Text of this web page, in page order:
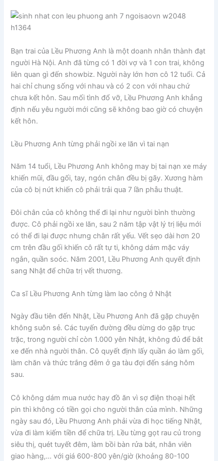
Bạn trai của Lều Phương Anh là một doanh nhân thành đạt
người Hà Nội. Anh đã từng có 1 đời vợ và 1 con trai, không
liên quan gì đến showbiz. Người này lớn hơn cô 12 tuổi. Cả
hai chỉ chung sống với nhau và có 2 con với nhau chứ
chưa kết hôn. Sau mối tình đổ vỡ, Lều Phương Anh khẳng
định nếu yêu người mới cũng sẽ không bao giờ có chuyện
kết hôn.
Lều Phương Anh từng phải ngồi xe lăn vì tai nạn
Năm 14 tuổi, Lều Phương Anh không may bị tai nạn xe máy
khiến mũi, đầu gối, tay, ngón chân đều bị gãy. Xương hàm
của cô bị nứt khiến cô phải trải qua 7 lần phẫu thuật.
Đôi chân của cô không thể đi lại như người bình thường
được. Cô phải ngồi xe lăn, sau 2 năm tập vật lý trị liệu mới
có thể đi lại được nhưng chân rất yếu. Vết sẹo dài hơn 20
cm trên đầu gối khiến cô rất tự ti, không dám mặc váy
ngắn, quần soóc. Năm 2001, Lều Phương Anh quyết định
sang Nhật để chữa trị vết thương.
Ca sĩ Lều Phương Anh từng làm lao công ở Nhật
Ngày đầu tiên đến Nhật, Lều Phương Anh đã gặp chuyện
không suôn sẻ. Các tuyến đường đều dừng do gặp trục
trặc, trong người chỉ còn 1.000 yên Nhật, không đủ để bắt
xe đến nhà người thân. Cô quyết định lấy quần áo làm gối,
làm chăn và thức trắng đêm ở ga tàu đợi đến sáng hôm
sau.
Cô không dám mua nước hay đồ ăn vì sợ điện thoại hết
pin thì không có tiền gọi cho người thân của mình. Những
ngày sau đó, Lều Phương Anh phải vừa đi học tiếng Nhật,
vừa đi làm kiếm tiền để chữa trị. Lều từng gọt rau củ trong
siêu thị, quét tuyết đêm, làm bồi bàn rửa bát, nhân viên
giao hàng,… với giá 600-800 yên/giờ (khoảng 80-100